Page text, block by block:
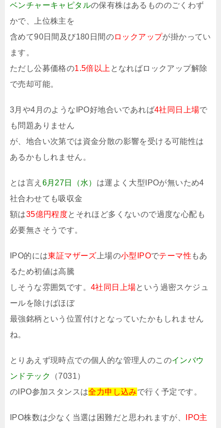
ベンチャーキャピタルの保有株はあるもののごくわず
かで、上位株主を
含めて90日間及び180日間のロックアップが掛かってい
ます。
ただし公募価格の1.5倍以上 となればロックアップ解除
で売却可能。
3月や4月のようなIPO好地合いであれば4社同日上場で
も問題ありません
が、地合い次第では資金分散の影響を受ける可能性は
あるかもしれません。
とは言え 6月27日（水） は運よく大型IPOが無いため4
社合わせても吸収金
額は35億円程度とそれほど多くないので過度な心配も
必要無さそうです。
IPO的には東証マザーズ 上場の小型IPOでテーマ性 もあ
るため初値は高騰
しそうな雰囲気です。 4社同日上場という過密スケジュ
ールを除けばほぼ
最強銘柄という位置付けとなっていたかもしれません
ね。
とりあえず現時点での個人的な管理人のこのインバウ
ンドテック
（7031）
のIPO参加スタンスは全力申し込みで行く予定です。
IPO株数は少なく当選は困難だと思われますが、
IPO主